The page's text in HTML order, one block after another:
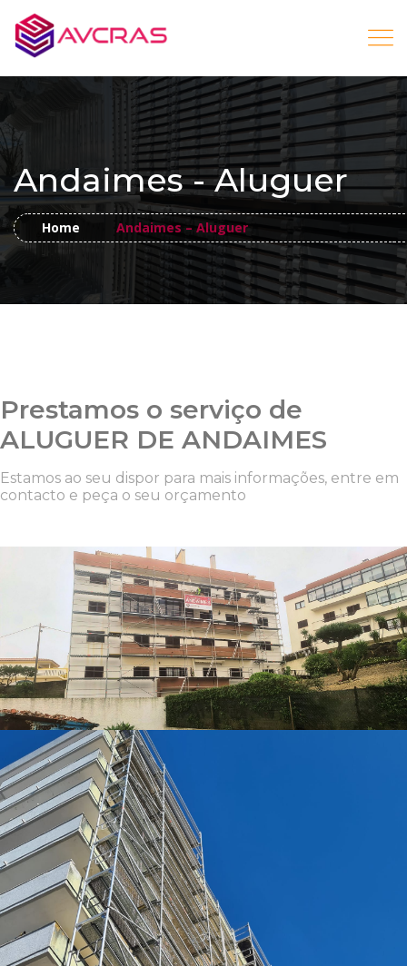
Andaimes - Aluguer
Home Andaimes – Aluguer
Prestamos o serviço de
ALUGUER DE ANDAIMES
Estamos ao seu dispor para mais informações, entre em
contacto e peça o seu orçamento